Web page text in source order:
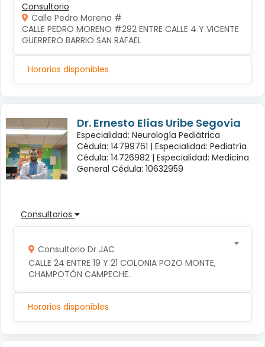
Consultorio
Calle Pedro Moreno #
CALLE PEDRO MORENO #292 ENTRE CALLE 4 Y VICENTE
GUERRERO BARRIO SAN RAFAEL
Horarios disponibles
Dr. Ernesto Elías Uribe Segovia
Especialidad: Neurología Pediátrica
Cédula: 14799761 | Especialidad: Pediatría
Cédula: 14726982 | Especialidad: Medicina
General Cédula: 10632959
Consultorios
Consultorio Dr JAC
CALLE 24 ENTRE 19 Y 21 COLONIA POZO MONTE,
CHAMPOTÓN CAMPECHE.
Horarios disponibles